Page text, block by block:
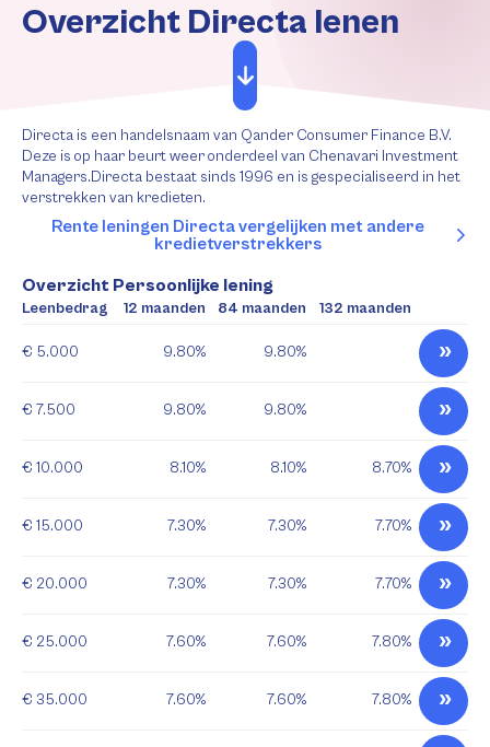
Overzicht Directa lenen
Directa is een handelsnaam van Qander Consumer Finance B.V.
Deze is op haar beurt weer onderdeel van Chenavari Investment
Managers.Directa bestaat sinds 1996 en is gespecialiseerd in het
verstrekken van kredieten.
Rente leningen Directa vergelijken met andere
kredietverstrekkers
Overzicht Persoonlijke lening
Leenbedrag 12 maanden 84 maanden 132 maanden
€ 5.000 9.80% 9.80%
€ 7.500 9.80% 9.80%
€ 10.000 8.10% 8.10% 8.70%
€ 15.000 7.30% 7.30% 7.70%
€ 20.000 7.30% 7.30% 7.70%
€ 25.000 7.60% 7.60% 7.80%
€ 35.000 7.60% 7.60% 7.80%